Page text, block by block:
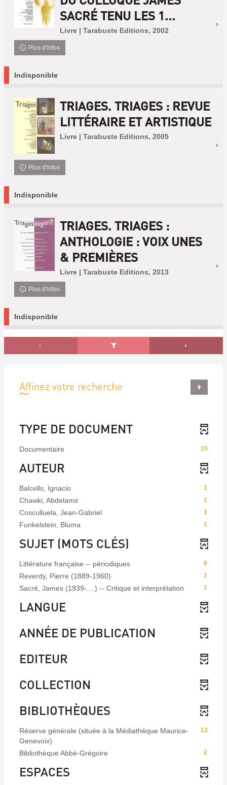
SACRÉ TENU LES 1...
Livre | Tarabuste Editions, 2002
Plus d'infos
Indisponible
TRIAGES. TRIAGES : REVUE
LITTÉRAIRE ET ARTISTIQUE
Livre | Tarabuste Editions, 2005
Plus d'infos
Indisponible
TRIAGES. TRIAGES :
ANTHOLOGIE : VOIX UNES
& PREMIÈRES
Livre | Tarabuste Editions, 2013
Plus d'infos
Indisponible
Affinez votre recherche
TYPE DE DOCUMENT
15
Documentaire
AUTEUR
1
Balcells, Ignacio
1
Chawki, Abdelamir
1
Cosculluela, Jean-Gabriel
1
Funkelstein, Bluma
SUJET (MOTS CLÉS)
9
Littérature française -- périodiques
1
Reverdy, Pierre (1889-1960)
1
Sacré, James (1939-....) -- Critique et interprétation
LANGUE
ANNÉE DE PUBLICATION
EDITEUR
COLLECTION
BIBLIOTHÈQUES
13
Réserve générale (située à la Médiathèque Maurice-
Genevoix)
2
Bibliothèque Abbé-Grégoire
ESPACES